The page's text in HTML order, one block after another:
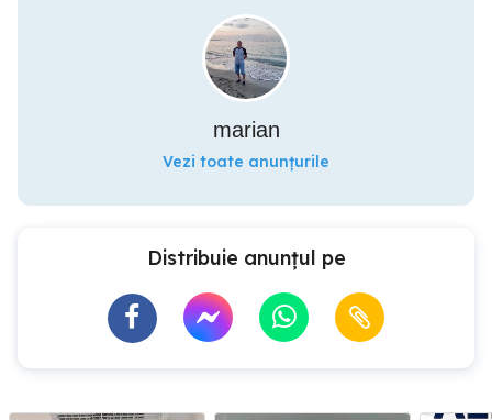
marian
Vezi toate anunțurile
Distribuie anunțul pe